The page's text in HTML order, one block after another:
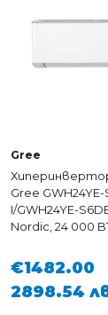
Gree
Gree GWH24YE-
I/GWH24YE-
Nordic, 24 000
€1482.00
2898.54